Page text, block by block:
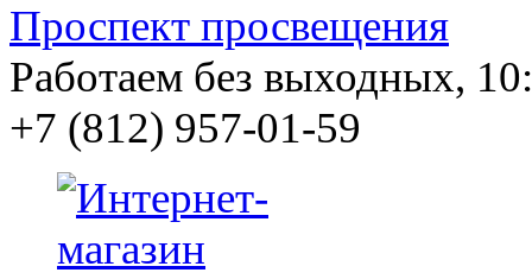
Проспект просвещения
Работаем без выходных,
+7 (812) 957-01-59